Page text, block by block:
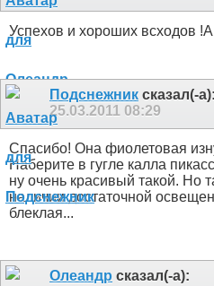
Успехов и хороших всходов !А
Подснежник сказал(-а):
25.03.2011 08:29
Спасибо! Она фиолетовая
Наберите в гугле калла
ну очень красивый такой. Но
наличии достаточной
блеклая...
Олеандр сказал(-а):